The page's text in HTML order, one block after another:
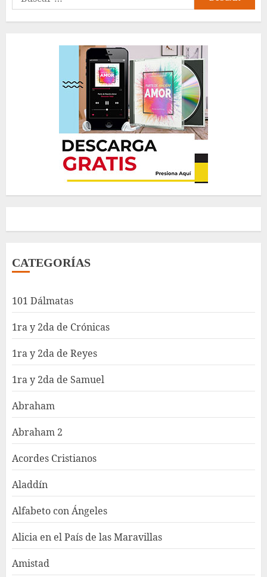
CATEGORÍAS
101 Dálmatas
1ra y 2da de Crónicas
1ra y 2da de Reyes
1ra y 2da de Samuel
Abraham
Abraham 2
Acordes Cristianos
Aladdín
Alfabeto con Ángeles
Alicia en el País de las Maravillas
Amistad